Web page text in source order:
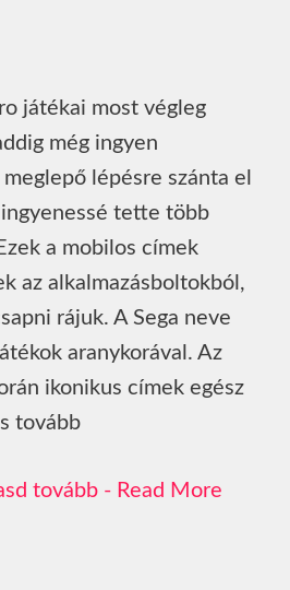
játékai most végleg
még ingyen
lépésre szánta el
tette több
a mobilos címek
az alkalmazásboltokból,
rájuk. A Sega neve
aranykorával. Az
ikonikus címek egész
tovább
Read More